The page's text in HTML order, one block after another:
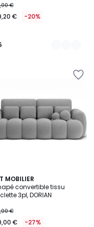
€
€ -20%
MOBILIER
convertible tissu
3pl, DORIAN
€
€ -27%